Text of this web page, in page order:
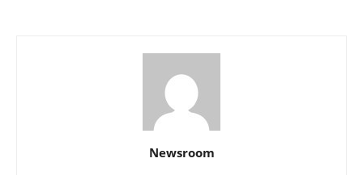
Newsroom